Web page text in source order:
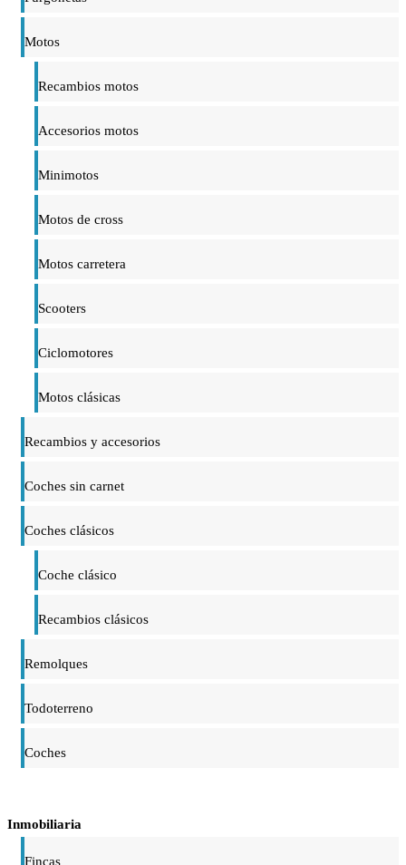
Motos
Recambios motos
Accesorios motos
Minimotos
Motos de cross
Motos carretera
Scooters
Ciclomotores
Motos clásicas
Recambios y accesorios
Coches sin carnet
Coches clásicos
Coche clásico
Recambios clásicos
Remolques
Todoterreno
Coches
Inmobiliaria
Fincas